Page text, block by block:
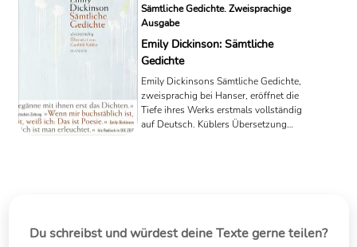
Sämtliche Gedichte. Zweisprachige
Ausgabe
Emily Dickinson: Sämtliche
Gedichte
Emily Dickinsons Sämtliche Gedichte,
zweisprachig bei Hanser, eröffnet die
Tiefe ihres Werks erstmals vollständig
auf Deutsch. Küblers Übersetzung
Du schreibst und würdest deine Texte gerne teilen?